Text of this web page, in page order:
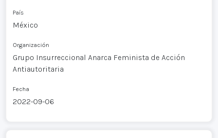
País
México
Organización
Grupo Insurreccional Anarca Feminista de Acción
Antiautoritaria
Fecha
2022-09-06